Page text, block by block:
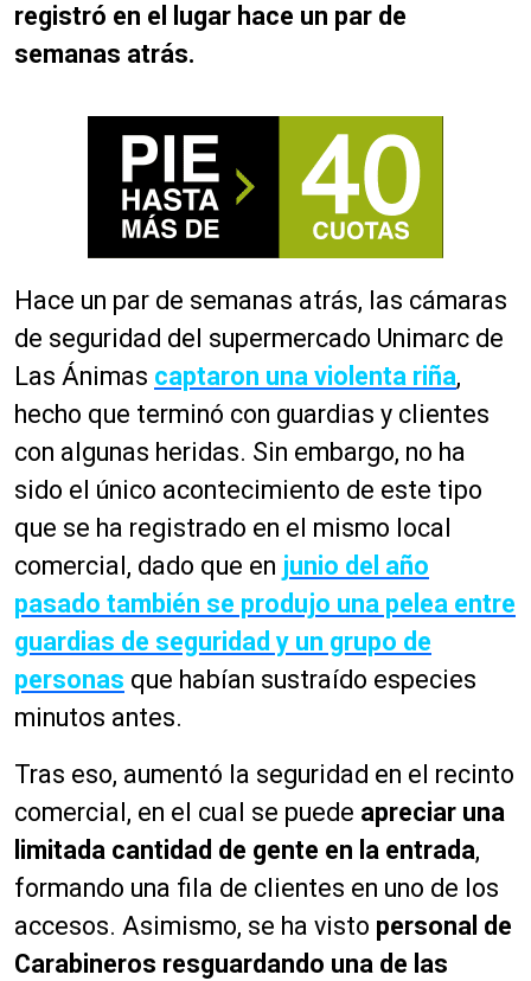
registró en el lugar hace un par de
semanas atrás.
Hace un par de semanas atrás, las cámaras
de seguridad del supermercado Unimarc de
Las Ánimas captaron una violenta riña,
hecho que terminó con guardias y clientes
con algunas heridas. Sin embargo, no ha
sido el único acontecimiento de este tipo
que se ha registrado en el mismo local
comercial, dado que en junio del año
pasado también se produjo una pelea entre
guardias de seguridad y un grupo de
personas que habían sustraído especies
minutos antes.
Tras eso, aumentó la seguridad en el recinto
comercial, en el cual se puede apreciar una
limitada cantidad de gente en la entrada,
formando una fila de clientes en uno de los
accesos. Asimismo, se ha visto personal de
Carabineros resguardando una de las